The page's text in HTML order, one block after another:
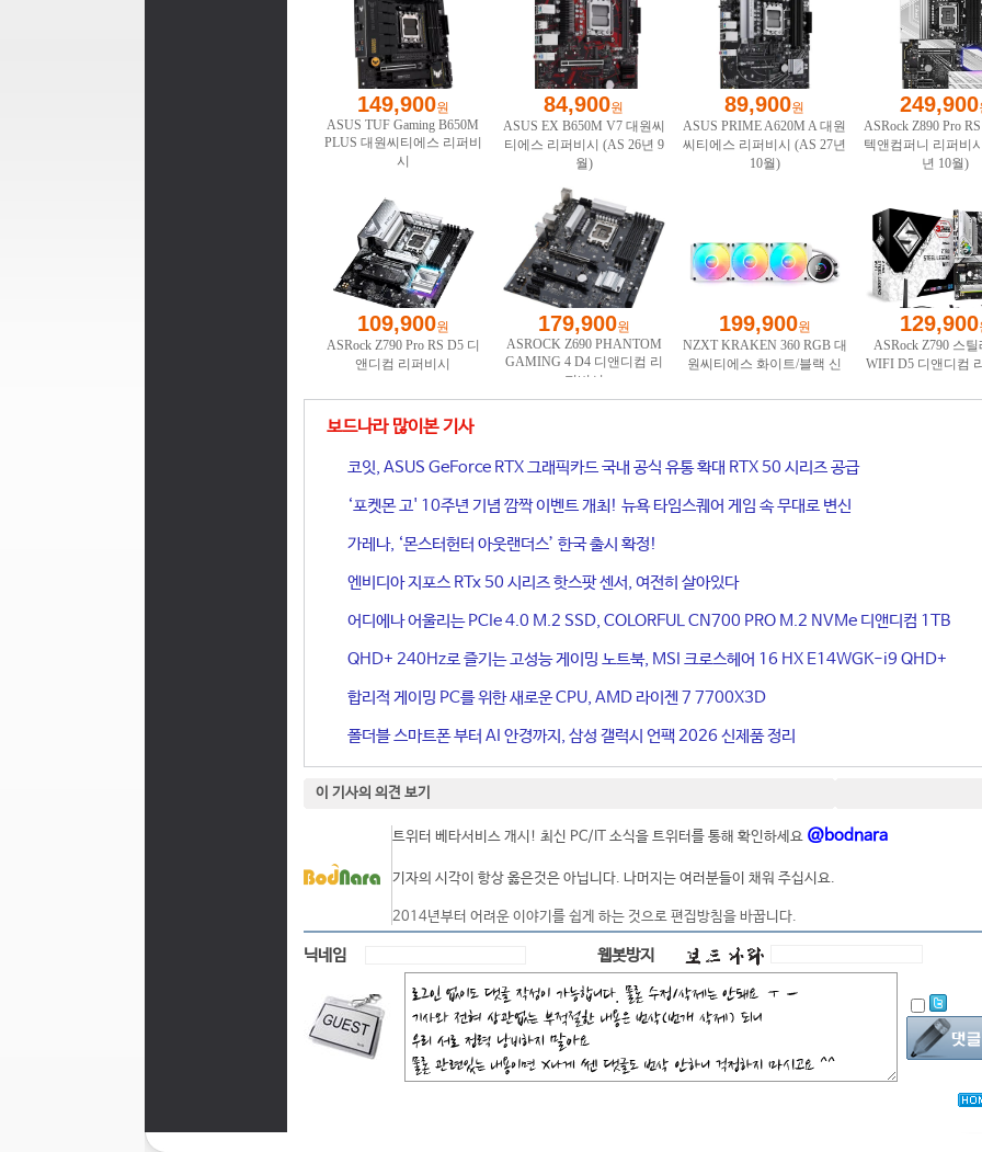
보드나라 많이본 기사
코잇, ASUS GeForce RTX 그래픽카드 국내 공식 유통 확대 RTX 50 시리즈 공급
‘포켓몬 고' 10주년 기념 깜짝 이벤트 개최! 뉴욕 타임스퀘어 게임 속 무대로 변신
가레나, ‘몬스터헌터 아웃랜더스’ 한국 출시 확정!
엔비디아 지포스 RTx 50 시리즈 핫스팟 센서, 여전히 살아있다
어디에나 어울리는 PCIe 4.0 M.2 SSD, COLORFUL CN700 PRO M.2 NVMe 디앤디컴 1TB
QHD+ 240Hz로 즐기는 고성능 게이밍 노트북, MSI 크로스헤어 16 HX E14WGK-i9 QHD+
합리적 게이밍 PC를 위한 새로운 CPU, AMD 라이젠 7 7700X3D
폴더블 스마트폰 부터 AI 안경까지, 삼성 갤럭시 언팩 2026 신제품 정리
이 기사의 의견 보기
트위터 베타서비스 개시! 최신 PC/IT 소식을 트위터를 통해 확인하세요 @bodnara
기자의 시각이 항상 옳은것은 아닙니다. 나머지는 여러분들이 채워 주십시요.
2014년부터 어려운 이야기를 쉽게 하는 것으로 편집방침을 바꿉니다.
닉네임 웹봇방지